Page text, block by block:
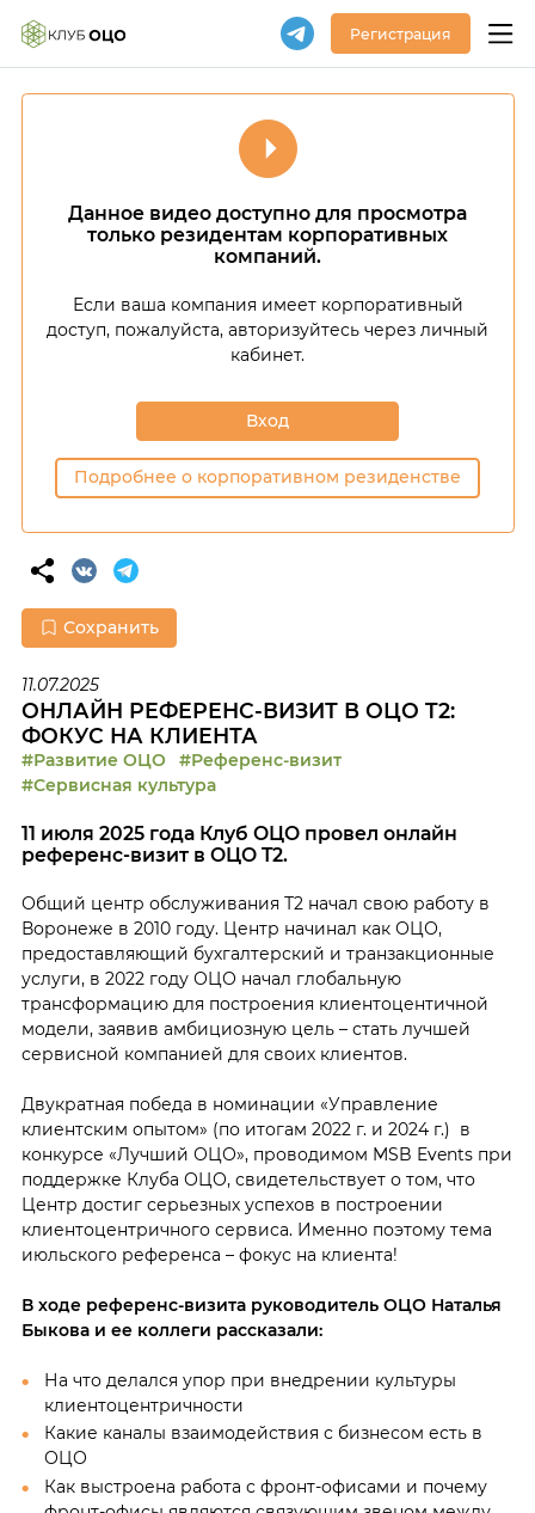
Регистрация
Данное видео доступно для просмотра
только резидентам корпоративных
компаний.
Если ваша компания имеет корпоративный
доступ, пожалуйста, авторизуйтесь через личный
кабинет.
Вход
Подробнее о корпоративном резиденстве
Сохранить
11.07.2025
ОНЛАЙН РЕФЕРЕНС-ВИЗИТ В ОЦО T2:
ФОКУС НА КЛИЕНТА
#Развитие ОЦО
#Референс-визит
#Сервисная культура
11 июля 2025 года Клуб ОЦО провел онлайн
референс-визит в ОЦО T2.
Общий центр обслуживания Т2 начал свою работу в
Воронеже в 2010 году. Центр начинал как ОЦО,
предоставляющий бухгалтерский и транзакционные
услуги, в 2022 году ОЦО начал глобальную
трансформацию для построения клиентоцентичной
модели, заявив амбициозную цель – стать лучшей
сервисной компанией для своих клиентов.
Двукратная победа в номинации «Управление
клиентским опытом» (по итогам 2022 г. и 2024 г.) в
конкурсе «Лучший ОЦО», проводимом MSB Events при
поддержке Клуба ОЦО, свидетельствует о том, что
Центр достиг серьезных успехов в построении
клиентоцентричного сервиса. Именно поэтому тема
июльского референса – фокус на клиента!
В ходе референс-визита руководитель ОЦО Наталья
Быкова и ее коллеги рассказали:
На что делался упор при внедрении культуры
клиентоцентричности
Какие каналы взаимодействия с бизнесом есть в
ОЦО
Как выстроена работа с фронт-офисами и почему